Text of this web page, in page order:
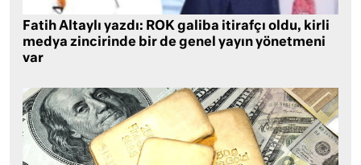
Fatih Altaylı yazdı: ROK galiba itirafçı oldu, kirli
medya zincirinde bir de genel yayın yönetmeni
var